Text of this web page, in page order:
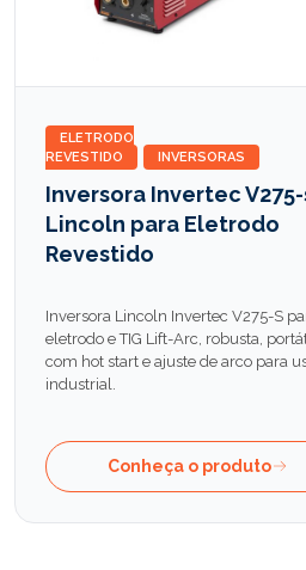
ELETRODO
REVESTIDO
INVERSORAS
Inversora Invertec
Lincoln para Eletrodo
Revestido
Inversora Lincoln Invertec V275-S
eletrodo e TIG Lift-Arc, robusta,
com hot start e ajuste de arco para
industrial.
Conheça o produto